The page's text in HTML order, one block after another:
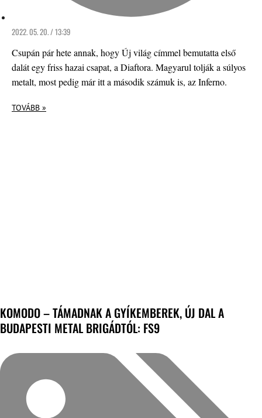
2022. 05. 20. / 13:39
Csupán pár hete annak, hogy Új világ címmel bemutatta első
dalát egy friss hazai csapat, a Diaftora. Magyarul tolják a súlyos
metalt, most pedig már itt a második számuk is, az Inferno.
TOVÁBB »
KOMODO – TÁMADNAK A GYÍKEMBEREK, ÚJ DAL A
BUDAPESTI METAL BRIGÁDTÓL: FS9